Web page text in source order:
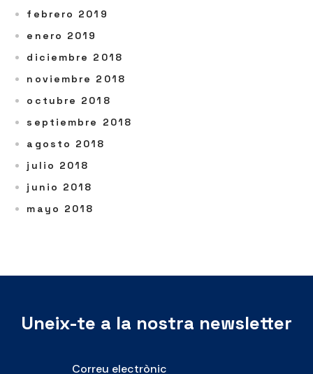
febrero 2019
enero 2019
diciembre 2018
noviembre 2018
octubre 2018
septiembre 2018
agosto 2018
julio 2018
junio 2018
mayo 2018
Uneix-te a la nostra newsletter